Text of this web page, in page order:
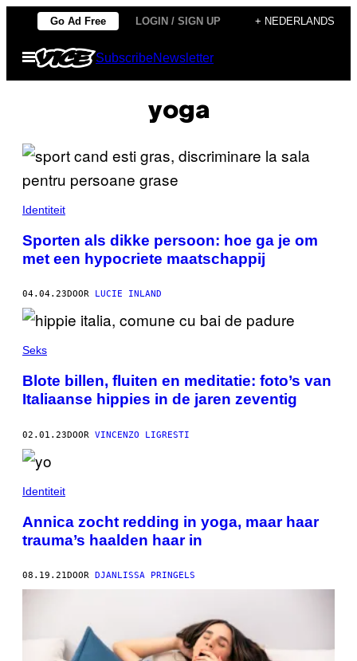
de
Go Ad Free LOGIN / SIGN UP + NEDERLANDS
Open
menu
SubscribeNewsletter
yoga
Identiteit
Sporten als dikke persoon: hoe ga je om
met een hypocriete maatschappij
04.04.23DOOR LUCIE INLAND
Seks
Blote billen, fluiten en meditatie: foto’s van
Italiaanse hippies in de jaren zeventig
02.01.23DOOR VINCENZO LIGRESTI
Identiteit
Annica zocht redding in yoga, maar haar
trauma’s haalden haar in
08.19.21DOOR DJANLISSA PRINGELS